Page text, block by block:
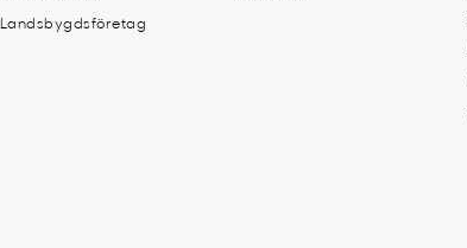
Landsbygdsföretag